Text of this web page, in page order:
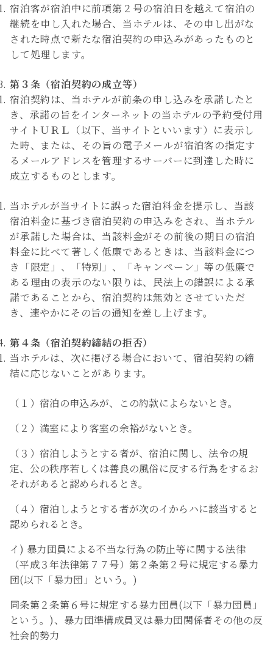
宿泊客が宿泊中に前項第２号の宿泊日を越えて宿泊の
継続を申し入れた場合、当ホテルは、その申し出がな
された時点で新たな宿泊契約の申込みがあったものと
して処理します。
第３条（宿泊契約の成立等）
宿泊契約は、当ホテルが前条の申し込みを承諾したと
き、承諾の旨をインターネットの当ホテルの予約受付用
サイトＵＲＬ（以下、当サイトといいます）に表示し
た時、または、その旨の電子メールが宿泊客の指定す
るメールアドレスを管理するサーバーに到達した時に
成立するものとします。
当ホテルが当サイトに誤った宿泊料金を提示し、当該
宿泊料金に基づき宿泊契約の申込みをされ、当ホテル
が承諾した場合は、当該料金がその前後の期日の宿泊
料金に比べて著しく低廉であるときは、当該料金につ
き「限定」、「特別」、「キャンペーン」等の低廉で
ある理由の表示のない限りは、民法上の錯誤による承
諾であることから、宿泊契約は無効とさせていただ
き、速やかにその旨の通知を差し上げます。
第４条（宿泊契約締結の拒否）
当ホテルは、次に掲げる場合において、宿泊契約の締
結に応じないことがあります。
（１）宿泊の申込みが、この約款によらないとき。
（２）満室により客室の余裕がないとき。
（３）宿泊しようとする者が、宿泊に関し、法令の規
定、公の秩序若しくは善良の風俗に反する行為をするお
それがあると認められるとき。
（４）宿泊しようとする者が次のイからハに該当すると
認められるとき。
イ) 暴力団員による不当な行為の防止等に関する法律
（平成３年法律第７７号）第２条第２号に規定する暴力
団(以下「暴力団」という。)
同条第２条第６号に規定する暴力団員(以下「暴力団員」
という。)、暴力団準構成員叉は暴力団関係者その他の反
社会的勢力